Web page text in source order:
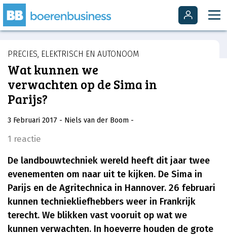
PRECIES, ELEKTRISCH EN AUTONOOM
Wat kunnen we
verwachten op de Sima in
Parijs?
3 Februari 2017 - Niels van der Boom -
1 reactie
De landbouwtechniek wereld heeft dit jaar twee
evenementen om naar uit te kijken. De Sima in
Parijs en de Agritechnica in Hannover. 26 februari
kunnen techniekliefhebbers weer in Frankrijk
terecht. We blikken vast vooruit op wat we
kunnen verwachten. In hoeverre houden de grote